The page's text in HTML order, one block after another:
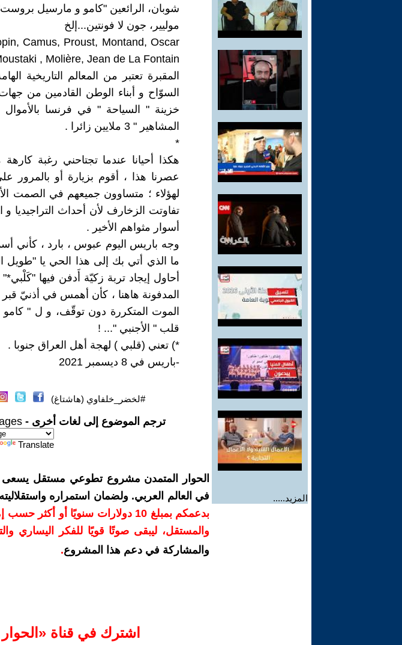
المزيد.....
شوبان، الرائعين "كامو و مارسيل
موليير، جون لا فونتين...إلخ
Camus, Proust, Montand, Oscar
, Molière, Jean de La Fontain.
المقبرة تعتبر من المعالم التاريخية
السوّاح و أبناء الوطن القادمين من
خزينة " السياحة " في فرنسا
المشاهير " 3 ملايين زائرا .
*
هكذا أحيانا عندما تجتاحني رغبة
عصرنا هذا ، أقوم بزيارة أو بالمرور
لهؤلاء ؛ متساوون جميعهم في الصمت
تفاوتت الزخارف لأن أحداث التراجيديا
أسوار مثواهم الأخير .
وجه باريس اليوم عبوس ، بارد ، كأني
ما الذي أتي بك إلى هذا الحي يا "طويل
أحاول إيجاد تربة زكيّة أَدفن فيها
المدفونة هاهنا ، كأن أهمس في أذنيّ
الموت المتكررة دون توقّف، و ل "
قلب " الأجنبي "... !
*) تعني (قلبي ) لهجة أهل العراق جنوبا .
-باريس في 8 ديسمبر 2021
#لخضر_خلفاوي (هاشتاغ)
ترجم الموضوع إلى لغات أخرى -
Translate
الحوار المتمدن مشروع تطوعي مستقل يسعى
في العالم العربي. ولضمان استمراره
بدعمكم بمبلغ 10 دولارات سنويًا أو
والمستقل، ليبقى صوتًا قويًا للفكر اليساري
والمشاركة في دعم هذا المشروع.
اشترك في قناة